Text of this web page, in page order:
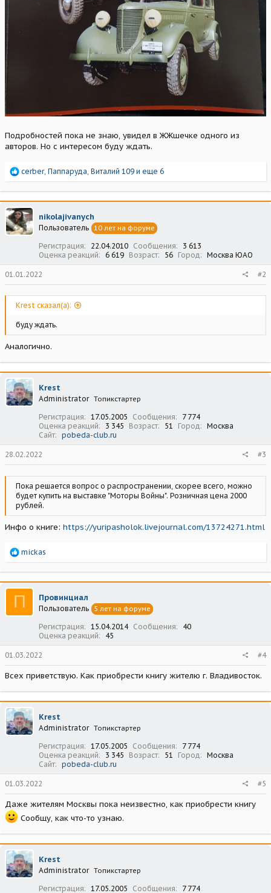
Подробностей пока не знаю, увидел в ЖЖшечке одного из
авторов. Но с интересом буду ждать.
Р
а
к
ц
и
и
cerber, Паппаруда Виталий 109 и еще 6
nikolajivanych
Пользователь 10 лет на форуме
Регистрация 22.04.2010 Сообщения
3 613
Оценка реакций
6 619 Возраст 56 Город Москва ЮАО
01.01.2022 #2
Krest сказал(а):
буду ждать.
Аналогично.
Krest
Administrator Топикстартер
Регистрация 17.05.2005 Сообщения
7 774
Оценка реакций
3 345 Возраст 51 Город
Москва
Сайт
pobeda-club.ru
28.02.2022 #3
Пока решается вопрос о распространении, скорее всего, можно
будет купить на выставке "Моторы Войны". Розничная цена 2000
рублей.
Инфо о книге: https://yuripasholok.livejournal.com/13724271.html
Р
а
к
ц
и
и
mickas
П Провинциал
Пользователь 5 лет на форуме
Регистрация 15.04.2014 Сообщения
40
Оценка реакций
45
01.03.2022 #4
Всех приветствую. Как приобрести книгу жителю г. Владивосток.
Krest
Administrator Топикстартер
Регистрация 17.05.2005 Сообщения
7 774
Оценка реакций
3 345 Возраст 51 Город
Москва
Сайт
pobeda-club.ru
01.03.2022 #5
Даже жителям Москвы пока неизвестно, как приобрести книгу
Сообщу, как что-то узнаю.
Krest
Administrator Топикстартер
Регистрация 17.05.2005 Сообщения
7 774